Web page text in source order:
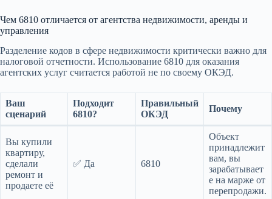
Чем 6810 отличается от агентства недвижимости, аренды и
управления
Разделение кодов в сфере недвижимости критически важно для
налоговой отчетности. Использование 6810 для оказания
агентских услуг считается работой не по своему ОКЭД.
Ваш
сценарий
Подходит
6810?
Правильный
ОКЭД
Почему
Вы купили
квартиру,
сделали
ремонт и
продаете её
✅ Да 6810
Объект
принадлежит
вам, вы
зарабатывает
е на марже от
перепродажи.